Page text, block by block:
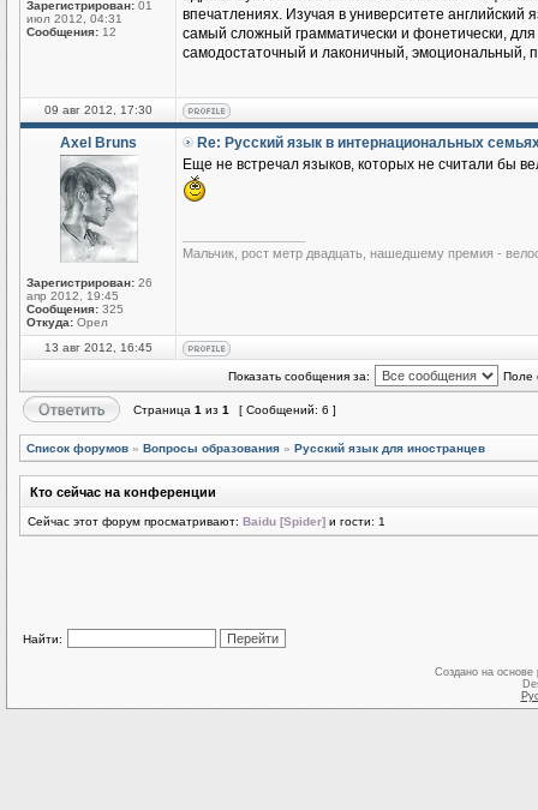
Зарегистрирован: 01
июл 2012, 04:31
Сообщения: 12
впечатлениях. Изучая в университете английский
самый сложный грамматически и фонетически, для
самодостаточный и лаконичный, эмоциональный,
09 авг 2012, 17:30
Axel Bruns
Зарегистрирован: 26
апр 2012, 19:45
Сообщения: 325
Откуда: Орел
Re: Русский язык в интернациональных
Еще не встречал языков, которых не считали бы
Мальчик, рост метр двадцать, нашедшему премия -
13 авг 2012, 16:45
Показать сообщения за: Поле
Страница 1 из 1 [ Сообщений: 6 ]
Список форумов » Вопросы образования » Русский язык для иностранцев
Кто сейчас на конференции
Сейчас этот форум просматривают: Baidu [Spider] и гости: 1
Найти:
Создано на основе